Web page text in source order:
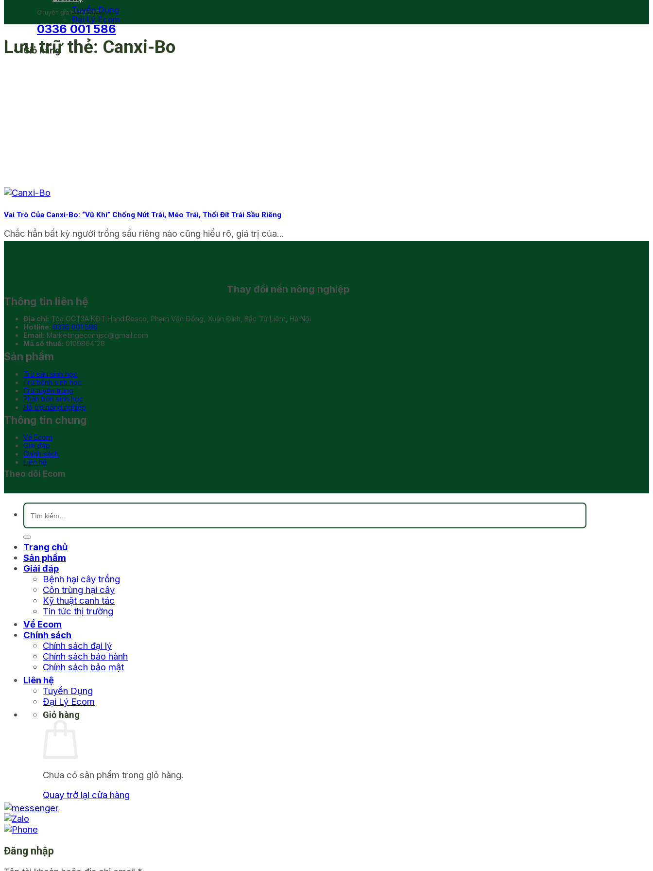
Chuyên gia hỗ trợ 24/7
0336 001 586
Giỏ hàng
Tuyển Dụng
Đại Lý Ecom
Lưu trữ thẻ: Canxi-Bo
Vai Trò Của Canxi-Bo: “Vũ Khí” Chống Nứt Trái, Méo Trái, Thối Đít Trái Sầu Riêng
Chắc hẳn bất kỳ người trồng sầu riêng nào cũng hiểu rõ, giá trị của...
Thay đổi nền nông nghiệp
Thông tin liên hệ
Địa chỉ: Tòa OCT3A KĐT HandiResco, Phạm Văn Đồng, Xuân Đỉnh, Bắc Từ Liêm, Hà Nội
Hotline: 0336 001 586
Email: Marketingecomjsc@gmail.com
Mã số thuế: 0109864128
Sản phẩm
Trừ sâu sinh học
Trừ bệnh sinh học
Trừ tuyến trùng
Phân bón sinh học
Hỗ trợ nông nghiệp
Thông tin chung
Về Ecom
Giải đáp
Chính sách
Liên hệ
Theo dõi Ecom
Tìm
kiếm:
Trang chủ
Sản phẩm
Giải đáp
Bệnh hại cây trồng
Côn trùng hại cây
Kỹ thuật canh tác
Tin tức thị trường
Về Ecom
Chính sách
Chính sách đại lý
Chính sách bảo hành
Chính sách bảo mật
Liên hệ
Tuyển Dụng
Đại Lý Ecom
Giỏ hàng
Chưa có sản phẩm trong giỏ hàng.
Quay trở lại cửa hàng
Đăng nhập